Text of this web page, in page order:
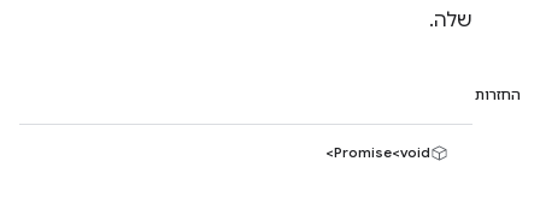
שלה.
החזרות
Promise<void>